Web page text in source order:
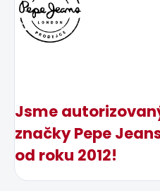
Jsme
značky Pepe
od roku 2012!